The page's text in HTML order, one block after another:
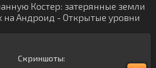
Костер: затерянные земли
на Андроид - Открытые уровни
Скриншоты: